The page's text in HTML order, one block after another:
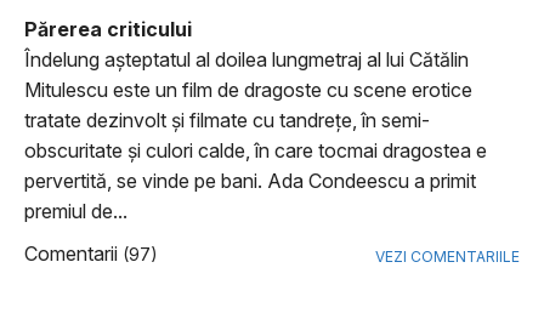
Părerea criticului
Îndelung aşteptatul al doilea lungmetraj al lui Cătălin
Mitulescu este un film de dragoste cu scene erotice
tratate dezinvolt şi filmate cu tandreţe, în semi-
obscuritate şi culori calde, în care tocmai dragostea e
pervertită, se vinde pe bani. Ada Condeescu a primit
premiul de...
Comentarii (97) VEZI COMENTARIILE